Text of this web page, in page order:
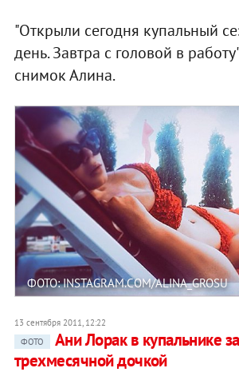
"Открыли сегодня купальный
день. Завтра с головой в
снимок Алина.
ФОТО: INSTAGRAM.COM/ALINA_GROSU
13 сентября 2011, 12:22
ФОТО
Ани Лорак в купальнике
трехмесячной дочкой